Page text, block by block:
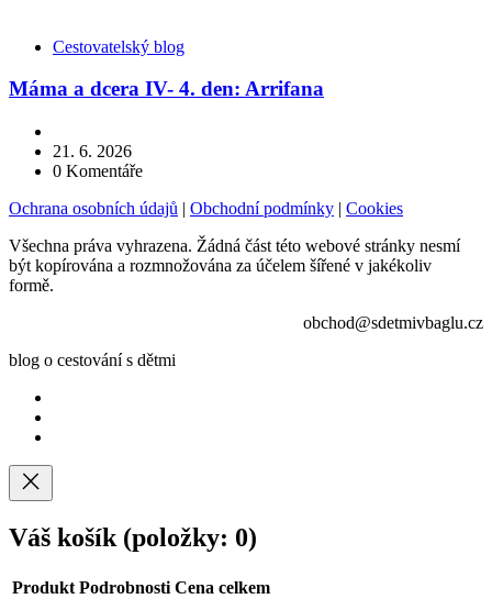
KategorieCestovatelský blog
Máma a dcera IV- 4. den: Arrifana
21. 6. 2026
0 Komentáře
Ochrana osobních údajů | Obchodní podmínky | Cookies
Všechna práva vyhrazena. Žádná část této webové stránky nesmí
být kopírována a rozmnožována za účelem šířené v jakékoliv
formě.
obchod@sdetmivbaglu.cz
blog o cestování s dětmi
Váš košík (položky: 0)
Produkt Podrobnosti Cena celkem